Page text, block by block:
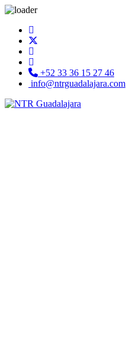
+52 33 36 15 27 46
info@ntrguadalajara.com